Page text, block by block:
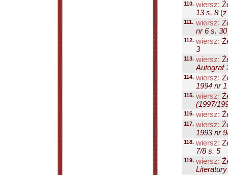
110. wiersz:
13 s. 8(z
111. wiersz:
nr 6 s. 30
112. wiersz:
3
113. wiersz:
Autograf
114. wiersz:
1994 nr
115. wiersz:
(1997/
116. wiersz:
117. wiersz:
1993 nr
118. wiersz:
7/8 s. 5
119. wiersz: